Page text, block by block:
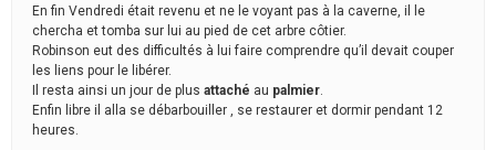
En fin Vendredi était revenu et ne le voyant pas à la caverne, il le
chercha et tomba sur lui au pied de cet arbre côtier.
Robinson eut des difficultés à lui faire comprendre qu’il devait couper
les liens pour le libérer.
Il resta ainsi un jour de plus attaché au palmier.
Enfin libre il alla se débarbouiller , se restaurer et dormir pendant 12
heures.